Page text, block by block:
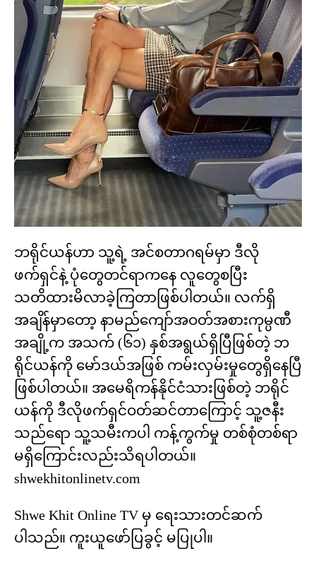
ဘရိုင်ယန်ဟာ သူ့ရဲ့ အင်စတာဂရမ်မှာ ဒီလို
ဖက်ရှင်နဲ့ ပုံတွေတင်ရာကနေ လူတွေစပြီး
သတိထားမိလာခဲ့ကြတာဖြစ်ပါတယ်။ လက်ရှိ
အချိန်မှာတော့ နာမည်ကျော်အဝတ်အစားကုမ္ပဏီ
အချို့က အသက် (၆၁) နှစ်အရွယ်ရှိပြီဖြစ်တဲ့ ဘ
ရိုင်ယန်ကို မော်ဒယ်အဖြစ် ကမ်းလှမ်းမှုတွေရှိနေပြီ
ဖြစ်ပါတယ်။ အမေရိကန်နိုင်ငံသားဖြစ်တဲ့ ဘရိုင်
ယန်ကို ဒီလိုဖက်ရှင်ဝတ်ဆင်တာကြောင့် သူ့ဇနီး
သည်ရော သူ့သမီးကပါ ကန့်ကွက်မှု တစ်စုံတစ်ရာ
မရှိကြောင်းလည်းသိရပါတယ်။
shwekhitonlinetv.com
Shwe Khit Online TV မှ ရေးသားတင်ဆက်
ပါသည်။ ကူးယူဖော်ပြခွင့် မပြုပါ။